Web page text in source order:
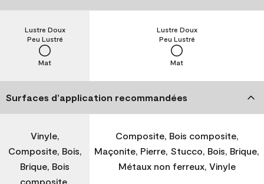
Mat
Peu Lustré
Lustre Doux
Mat
Peu Lustré
Lustre Doux
Surfaces d’application recommandées
Vinyle,
Composite, Bois,
Brique, Bois
composite,
Composite, Bois composite,
Maçonite, Pierre, Stucco, Bois, Brique,
Métaux non ferreux, Vinyle